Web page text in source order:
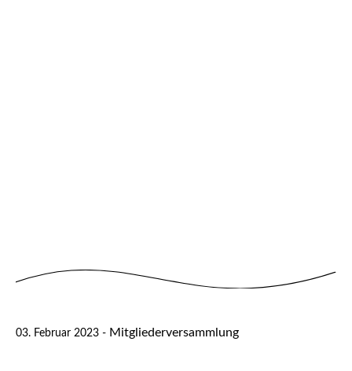
03. Februar 2023 - Mitgliederversammlung